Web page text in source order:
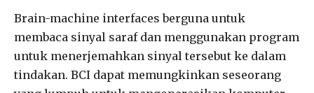
Brain-machine interfaces berguna untuk
membaca sinyal saraf dan menggunakan program
untuk menerjemahkan sinyal tersebut ke dalam
tindakan. BCI dapat memungkinkan seseorang